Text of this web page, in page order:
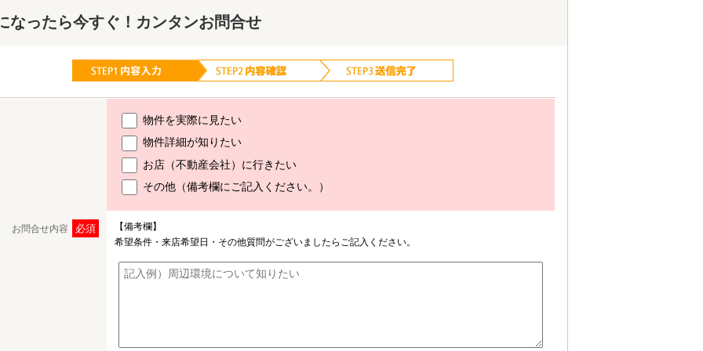
なったら今すぐ！カンタンお問合せ
お問合せ内容 必須
物件を実際に見たい
物件詳細が知りたい
お店（不動産会社）に行きたい
その他（備考欄にご記入ください。）
【備考欄】
希望条件・来店希望日・その他質問がございましたらご記入ください。